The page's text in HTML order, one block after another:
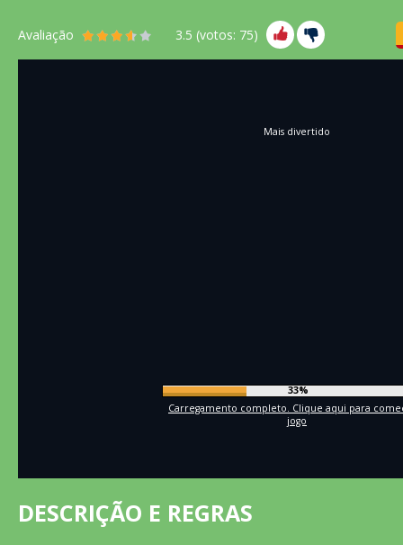
Avaliação 3.5 (votos: 75)
Mais divertido
36%
Carregamento completo. Clique aqui para
jogo
DESCRIÇÃO E REGRAS